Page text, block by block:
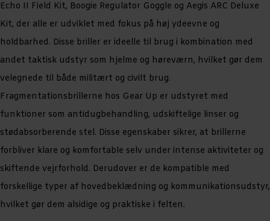
Echo II Field Kit, Boogie Regulator Goggle og Aegis ARC Deluxe
Kit, der alle er udviklet med fokus på høj ydeevne og
holdbarhed. Disse briller er ideelle til brug i kombination med
andet taktisk udstyr som hjelme og høreværn, hvilket gør dem
velegnede til både militært og civilt brug.
Fragmentationsbrillerne hos Gear Up er udstyret med
funktioner som antidugbehandling, udskiftelige linser og
stødabsorberende stel. Disse egenskaber sikrer, at brillerne
forbliver klare og komfortable selv under intense aktiviteter og
skiftende vejrforhold. Derudover er de kompatible med
forskellige typer af hovedbeklædning og kommunikationsudstyr,
hvilket gør dem alsidige og praktiske i felten.